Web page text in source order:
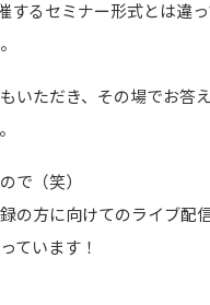
るセミナー形式とは違
いただき、その場でお答
で（笑）
の方に向けてのライブ配
ています！